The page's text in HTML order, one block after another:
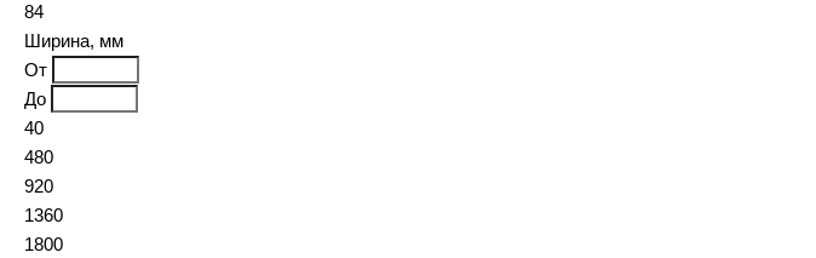
84
Ширина, мм
От
До
40
480
920
1360
1800